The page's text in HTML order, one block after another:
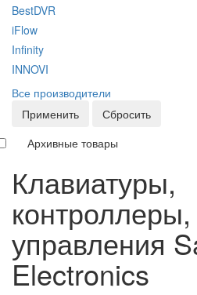
BestDVR
iFlow
Infinity
INNOVI
Все производители
Применить
Сбросить
Архивные товары
Клавиатуры,
управления
Electronics